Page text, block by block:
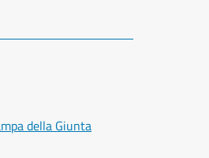
della Giunta